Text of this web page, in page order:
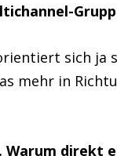
sich ja
mehr in
Warum direkt